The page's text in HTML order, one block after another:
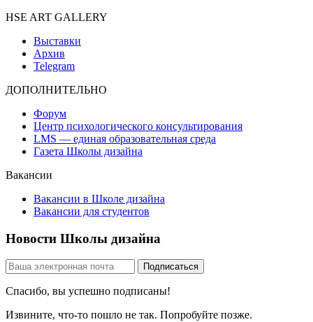
HSE ART GALLERY
Выставки
Архив
Telegram
ДОПОЛНИТЕЛЬНО
Форум
Центр психологического консультирования
LMS — единая образовательная среда
Газета Школы дизайна
Вакансии
Вакансии в Школе дизайна
Вакансии для студентов
Новости Школы дизайна
Спасибо, вы успешно подписаны!
Извините, что-то пошло не так. Попробуйте позже.